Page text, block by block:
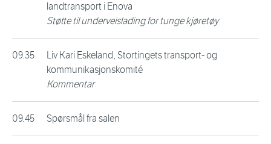
landtransport i Enova
Støtte til underveislading for tunge kjøretøy
09.35
Liv Kari Eskeland, Stortingets transport- og
kommunikasjonskomité
Kommentar
09.45 Spørsmål fra salen